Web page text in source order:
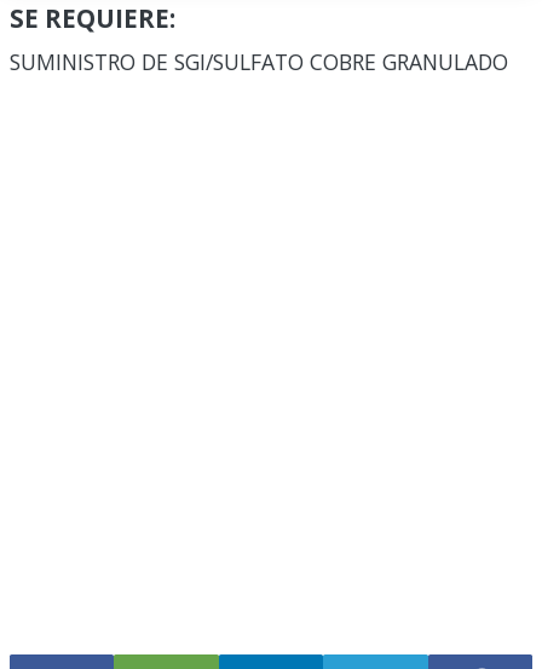
SE REQUIERE:
SUMINISTRO DE SGI/SULFATO COBRE GRANULADO